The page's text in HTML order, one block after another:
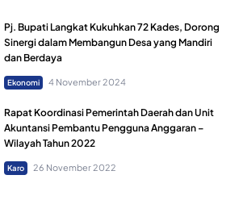
Pj. Bupati Langkat Kukuhkan 72 Kades, Dorong
Sinergi dalam Membangun Desa yang Mandiri
dan Berdaya
Ekonomi 4 November 2024
Rapat Koordinasi Pemerintah Daerah dan Unit
Akuntansi Pembantu Pengguna Anggaran –
Wilayah Tahun 2022
Karo 26 November 2022